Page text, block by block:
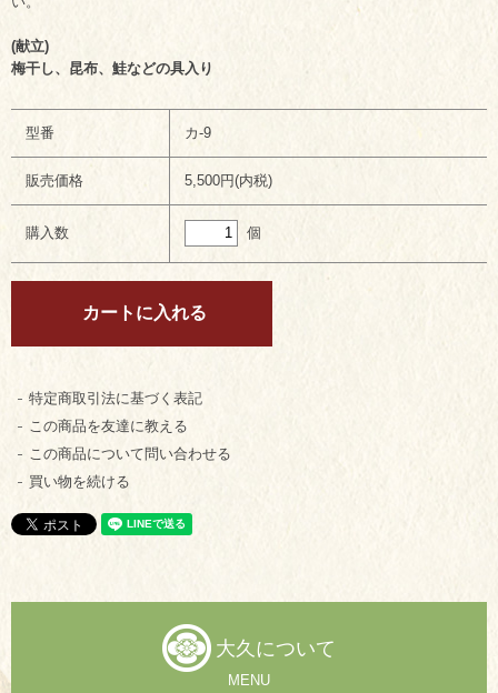
(献立)
梅干し、昆布、鮭などの具入り
型番 カ-9
販売価格 5,500円(内税)
購入数 個
特定商取引法に基づく表記
この商品を友達に教える
この商品について問い合わせる
買い物を続ける
大久について
MENU